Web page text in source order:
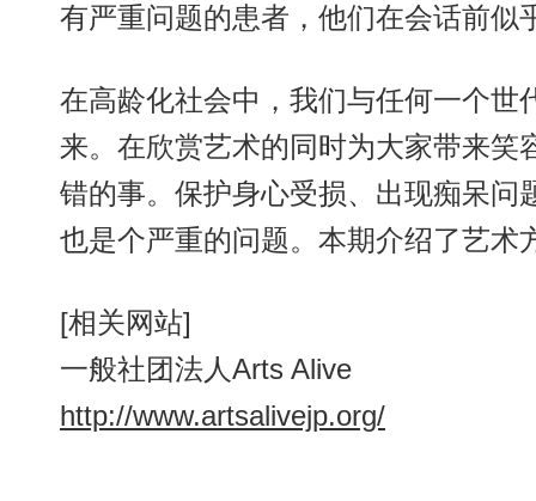
有严重问题的患者，他们在会话前似
在高龄化社会中，我们与任何一个世
来。在欣赏艺术的同时为大家带来笑
错的事。保护身心受损、出现痴呆问
也是个严重的问题。本期介绍了艺术
[相关网站]
一般社团法人Arts Alive
http://www.artsalivejp.org/